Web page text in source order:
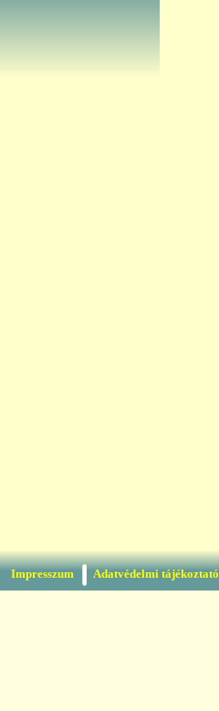
Impresszum Adatvédelmi tájékoztató